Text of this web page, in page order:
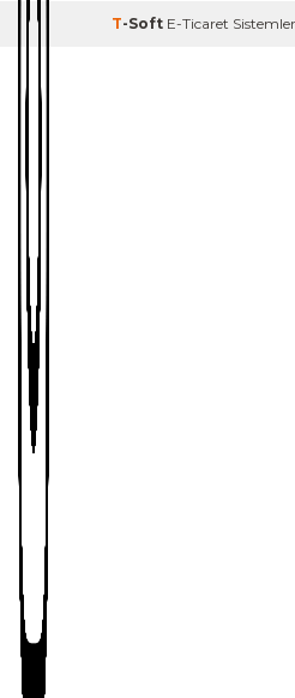
T-Soft E-Ticaret